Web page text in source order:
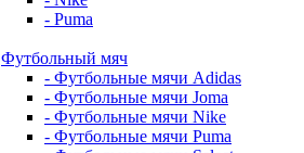
- Puma
Футбольный мяч
- Футбольные мячи Adidas
- Футбольные мячи Joma
- Футбольные мячи Nike
- Футбольные мячи Puma